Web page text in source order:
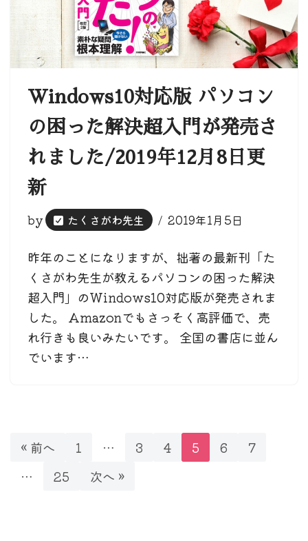
Windows10対応版 パソコン
の困った解決超入門が発売さ
れました/2019年12月8日更
新
by たくさがわ先生 2019年1月5日
昨年のことになりますが、拙著の最新刊「た
くさがわ先生が教えるパソコンの困った解決
超入門」のWindows10対応版が発売されま
した。 Amazonでもさっそく高評価で、売
れ行きも良いみたいです。 全国の書店に並ん
でいます…
« 前へ 1 … 3 4 5 6
7
…
25 次へ »